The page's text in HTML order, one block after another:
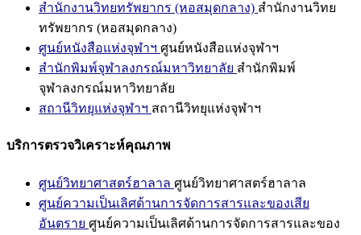
สำนักงานวิทยทรัพยากร (หอสมุดกลาง) สำนักงานวิทย
ทรัพยากร (หอสมุดกลาง)
ศูนย์หนังสือแห่งจุฬาฯ ศูนย์หนังสือแห่งจุฬาฯ
สำนักพิมพ์จุฬาลงกรณ์มหาวิทยาลัย สำนักพิมพ์
จุฬาลงกรณ์มหาวิทยาลัย
สถานีวิทยุแห่งจุฬาฯ สถานีวิทยุแห่งจุฬาฯ
บริการตรวจวิเคราะห์คุณภาพ
ศูนย์วิทยาศาสตร์ฮาลาล ศูนย์วิทยาศาสตร์ฮาลาล
ศูนย์ความเป็นเลิศด้านการจัดการสารและของเสีย
อันตราย ศูนย์ความเป็นเลิศด้านการจัดการสารและของ